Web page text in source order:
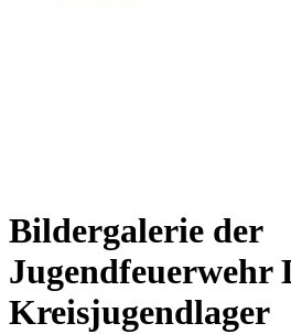
Bildergalerie der
Jugendfeuerwehr
Kreisjugendlager